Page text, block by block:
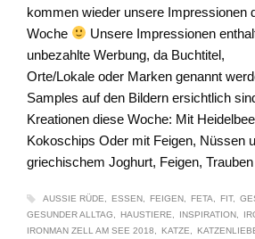
kommen wieder unsere Impressionen
Woche
Unsere Impressionen
unbezahlte Werbung, da Buchtitel,
Orte/Lokale oder Marken genannt
Samples auf den Bildern ersichtlich
Kreationen diese Woche: Mit
Kokoschips Oder mit Feigen, Nüssen
griechischem Joghurt, Feigen,
AUSSIE RÜDE ESSEN FEIGEN FETA FIT
GESUNDER ALLTAG
HAUSTIERE INSPIRATION
IRONMAN ZELL AM SEE 2018
KATZE